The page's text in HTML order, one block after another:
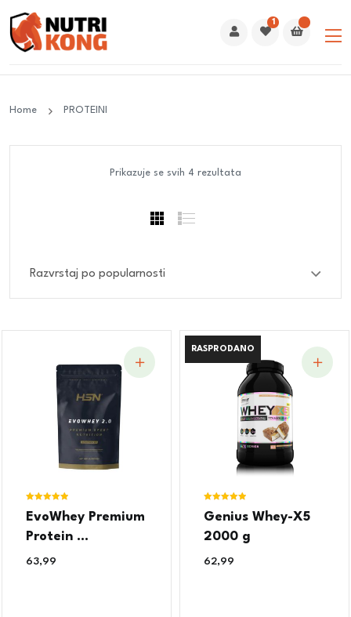
1
Home PROTEINI
Prikazuje se svih 4 rezultata
5.00
EvoWhey Premium
Protein ...
63,99
RASPRODANO
RASPRODANO
5.00
Genius Whey-X5
2000 g
62,99